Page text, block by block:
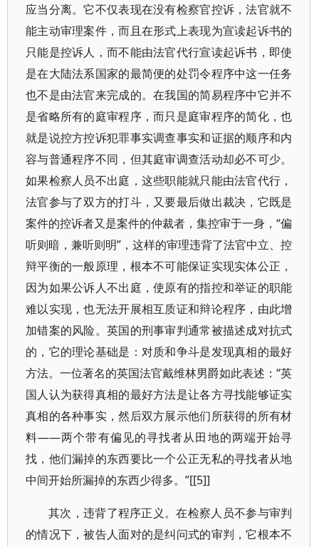
应当分离。它不仅表现在没有检察官控诉，法官就不
能主动审理案件，而且在形式上表现为宣读起诉书的
只能是控诉人，而不能由法官代行宣读起诉书，即使
是在大陆法系国家的最简便的处罚令程序中这一任务
也不是由法官来完成的。在我国的简易程序中它并不
是省略所有的庭审程序，而只是庭审程序的简化，也
就是说控方控诉犯罪事实调查事实和证据的顺序和内
容与普通程序不同，但其庭审调查活动却必不可少。
如果检察人员不出庭，这些职能就只能由法官代行，
法官参与了双方的打斗，又要最后做出裁决，它既是
案件的控诉者又是案件的仲裁者，集控审于一身，“偏
听则暗，兼听则明”，这样的审理违背了法官中立、控
辩平衡的一般原理，根本不可能保证实现实体公正，
因为如果公诉人不出庭，使原有的指控和举证的职能
难以实现，也无法开展相互质证和辩论程序，由此增
加错案的风险。英国的刑事审判通常被描述成对抗式
的，它的理论基础是：对质和争斗是发现真相的最好
方法。一位著名的英国法官戴维林男爵如此表述：“英
国人认为获得真相的最好方法是让各方寻找能够证实
真相的各种事实，然后双方展示他们所获得的所有材
料――两个带有偏见的寻找者从田地的两端开始寻
找，他们漏掉的东西要比一个公正无私的寻找者从地
中间开始所漏掉的东西少得多。”[[5]]
其次，违背了程序正义。在检察人员不参与审判
的情况下，被告人面对的是纠问式的审判，它根本不